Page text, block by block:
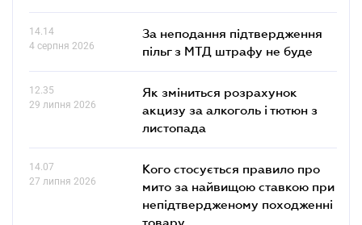
14.14
4 серпня 2026
За неподання підтвердження
пільг з МТД штрафу не буде
12.35
29 липня 2026
Як зміниться розрахунок
акцизу за алкоголь і тютюн з
листопада
14.07
27 липня 2026
Кого стосується правило про
мито за найвищою ставкою при
непідтвердженому походженні
товару